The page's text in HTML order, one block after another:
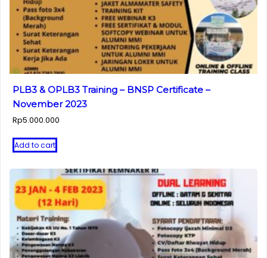
PLB3 & OPLB3 Training – BNSP Certificate –
November 2023
Rp5.000.000
Add to cart